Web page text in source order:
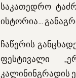
საკათედრო
ისტორია…
ჩაწერის
ფესტივალი
კალინინგრადის